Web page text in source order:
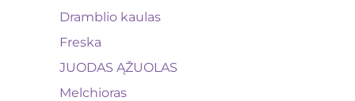
Dramblio kaulas
Freska
JUODAS ĄŽUOLAS
Melchioras